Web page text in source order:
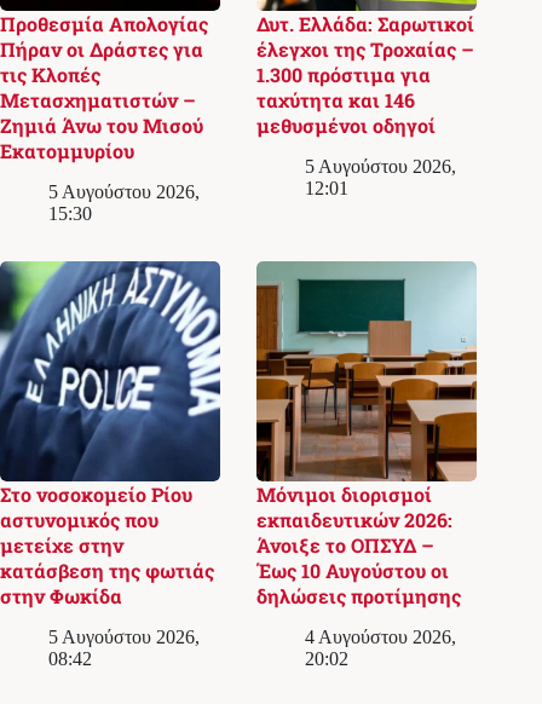
Προθεσμία Απολογίας
Πήραν οι Δράστες για
τις Κλοπές
Μετασχηματιστών –
Ζημιά Άνω του Μισού
Εκατομμυρίου
5 Αυγούστου 2026,
15:30
Δυτ. Ελλάδα: Σαρωτικοί
έλεγχοι της Τροχαίας –
1.300 πρόστιμα για
ταχύτητα και 146
μεθυσμένοι οδηγοί
5 Αυγούστου 2026,
12:01
Στο νοσοκομείο Ρίου
αστυνομικός που
μετείχε στην
κατάσβεση της φωτιάς
στην Φωκίδα
5 Αυγούστου 2026,
08:42
Μόνιμοι διορισμοί
εκπαιδευτικών 2026:
Άνοιξε το ΟΠΣΥΔ –
Έως 10 Αυγούστου οι
δηλώσεις προτίμησης
4 Αυγούστου 2026,
20:02